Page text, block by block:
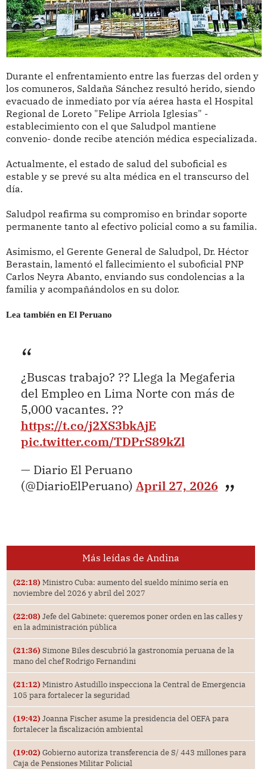
Durante el enfrentamiento entre las fuerzas del orden y
los comuneros, Saldaña Sánchez resultó herido, siendo
evacuado de inmediato por vía aérea hasta el Hospital
Regional de Loreto "Felipe Arriola Iglesias" -
establecimiento con el que Saludpol mantiene
convenio- donde recibe atención médica especializada.
Actualmente, el estado de salud del suboficial es
estable y se prevé su alta médica en el transcurso del
día.
Saludpol reafirma su compromiso en brindar soporte
permanente tanto al efectivo policial como a su familia.
Asimismo, el Gerente General de Saludpol, Dr. Héctor
Berastain, lamentó el fallecimiento el suboficial PNP
Carlos Neyra Abanto, enviando sus condolencias a la
familia y acompañándolos en su dolor.
Lea también en El Peruano
¿Buscas trabajo? ?? Llega la Megaferia
del Empleo en Lima Norte con más de
5,000 vacantes. ??
https://t.co/j2XS3bkAjE
pic.twitter.com/TDPrS89kZl
— Diario El Peruano
(@DiarioElPeruano) April 27, 2026
Más leídas de Andina
(22:18) Ministro Cuba: aumento del sueldo mínimo sería en
noviembre del 2026 y abril del 2027
(22:08) Jefe del Gabinete: queremos poner orden en las calles y
en la administración pública
(21:36) Simone Biles descubrió la gastronomía peruana de la
mano del chef Rodrigo Fernandini
(21:12) Ministro Astudillo inspecciona la Central de Emergencia
105 para fortalecer la seguridad
(19:42) Joanna Fischer asume la presidencia del OEFA para
fortalecer la fiscalización ambiental
(19:02) Gobierno autoriza transferencia de S/ 443 millones para
Caja de Pensiones Militar Policial